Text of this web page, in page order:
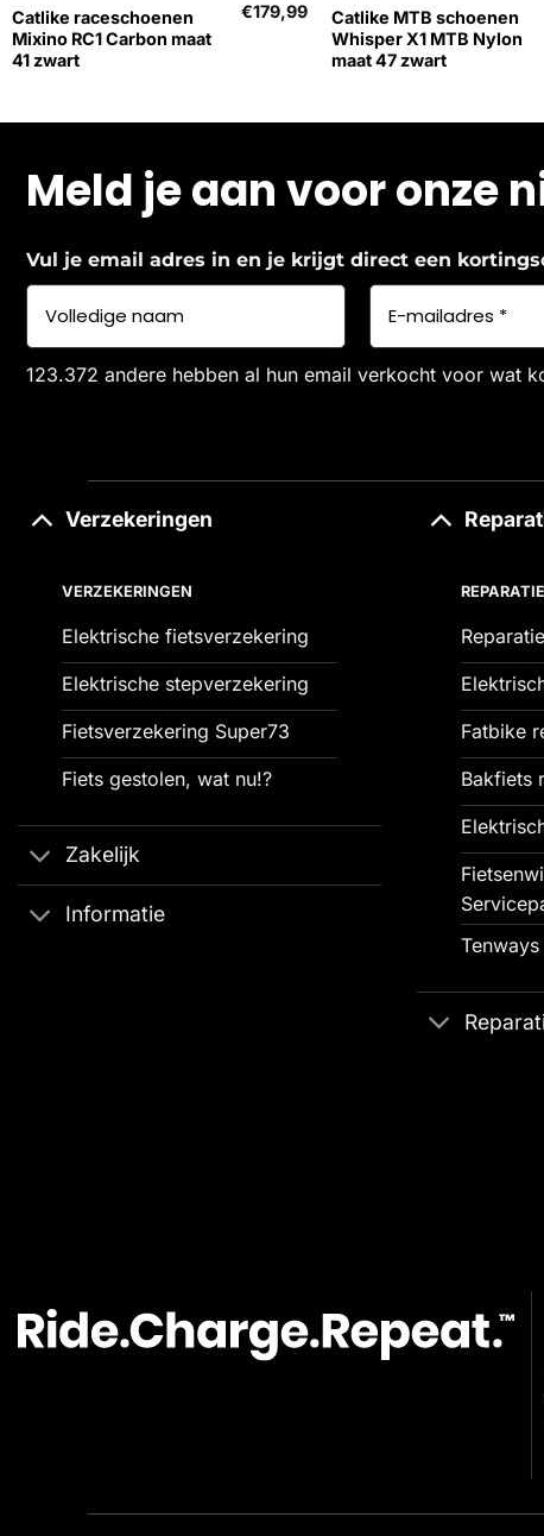
Catlike raceschoenen
Mixino RC1 Carbon maat
41 zwart
€179,99
Catlike MTB schoenen
Whisper X1 MTB Nylon
maat 47 zwart
Meld je aan voor onze
Vul je email adres in en je krijgt direct een
123.372 andere hebben al hun email verkocht voor wat
Verzekeringen
VERZEKERINGEN
Elektrische fietsverzekering
Elektrische stepverzekering
Fietsverzekering Super73
Fiets gestolen, wat nu!?
Zakelijk
Informatie
Fatbike
Bakfiets